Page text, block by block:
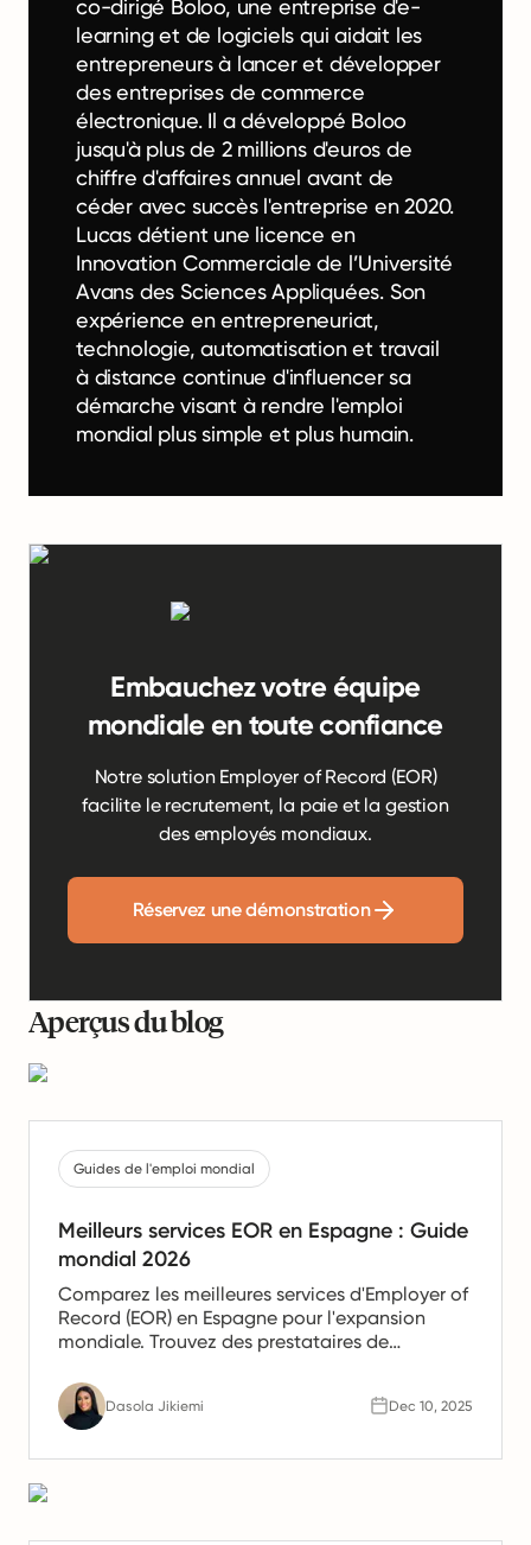
co-dirigé Boloo, une entreprise d'e-
learning et de logiciels qui aidait les
entrepreneurs à lancer et développer
des entreprises de commerce
électronique. Il a développé Boloo
jusqu'à plus de 2 millions d'euros de
chiffre d'affaires annuel avant de
céder avec succès l'entreprise en 2020.
Lucas détient une licence en
Innovation Commerciale de l’Université
Avans des Sciences Appliquées. Son
expérience en entrepreneuriat,
technologie, automatisation et travail
à distance continue d'influencer sa
démarche visant à rendre l'emploi
mondial plus simple et plus humain.
Embauchez votre équipe
mondiale en toute confiance
Notre solution Employer of Record (EOR)
facilite le recrutement, la paie et la gestion
des employés mondiaux.
Réservez une démonstration
Aperçus du blog
Guides de l'emploi mondial
Meilleurs services EOR en Espagne : Guide
mondial 2026
Comparez les meilleures services d'Employer of
Record (EOR) en Espagne pour l'expansion
mondiale. Trouvez des prestataires de
gestion des ressources humaines et de
conformité pour les équipes en Espagne.
Dasola Jikiemi Dec 10, 2025